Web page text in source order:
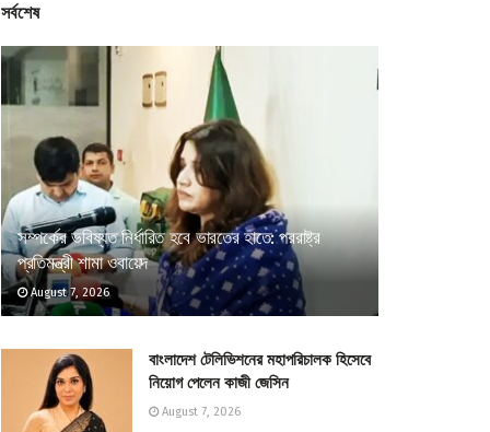
সর্বশেষ
সম্পর্কের ভবিষ্যত নির্ধারিত হবে ভারতের হাতে: পররাষ্ট্র
প্রতিমন্ত্রী শামা ওবায়েদ
August 7, 2026
বাংলাদেশ টেলিভিশনের মহাপরিচালক হিসেবে
নিয়োগ পেলেন কাজী জেসিন
August 7, 2026